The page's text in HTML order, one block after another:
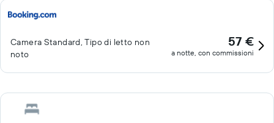
Camera Standard, Tipo di letto non
noto
57 €
a notte, con commissioni